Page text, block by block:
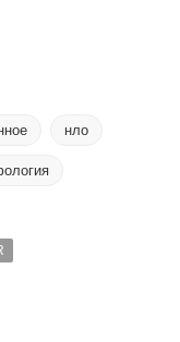
нло